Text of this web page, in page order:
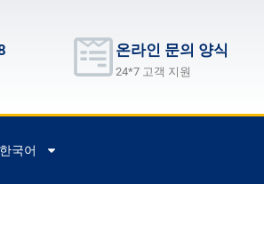
온라인 문의 양식
24*7 고객 지원
한국어